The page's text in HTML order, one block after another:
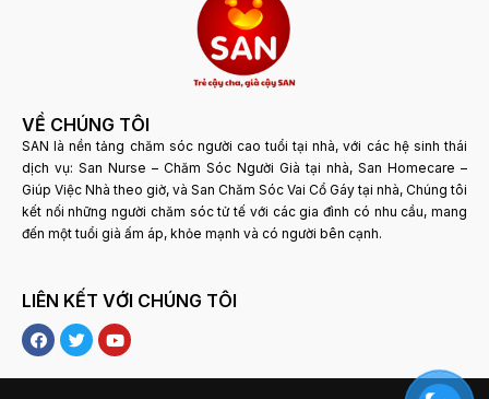
VỀ CHÚNG TÔI
SAN là nền tảng chăm sóc người cao tuổi tại nhà, với các hệ sinh thái
dịch vụ: San Nurse – Chăm Sóc Người Già tại nhà, San Homecare –
Giúp Việc Nhà theo giờ, và San Chăm Sóc Vai Cổ Gáy tại nhà, Chúng tôi
kết nối những người chăm sóc tử tế với các gia đình có nhu cầu, mang
đến một tuổi già ấm áp, khỏe mạnh và có người bên cạnh.
LIÊN KẾT VỚI CHÚNG TÔI
F
a
c
e
T
w
i
t
Y
o
u
t